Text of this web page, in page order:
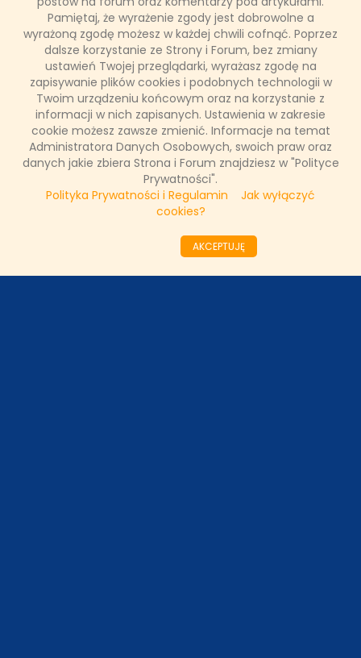
Pamiętaj, że wyrażenie zgody jest dobrowolne a
wyrażoną zgodę możesz w każdej chwili cofnąć. Poprzez
dalsze korzystanie ze Strony i Forum, bez zmiany
ustawień Twojej przeglądarki, wyrażasz zgodę na
zapisywanie plików cookies i podobnych technologii w
Twoim urządzeniu końcowym oraz na korzystanie z
informacji w nich zapisanych. Ustawienia w zakresie
cookie możesz zawsze zmienić. Informacje na temat
Administratora Danych Osobowych, swoich praw oraz
danych jakie zbiera Strona i Forum znajdziesz w "Polityce
Prywatności".
Polityka Prywatności i Regulamin
Jak wyłączyć
cookies?
AKCEPTUJĘ
Kontrkatedry Matki Bożej Zwycięskiej na warszawskim
Grochowie TVN zaprasza na wspólne kolędowanie z udziałem
znamienitych artystów.
Łukasz Ropczyński
18 grudnia 2024, 13:52
(0 komentarzy)
CZYTAJ WIĘCEJ